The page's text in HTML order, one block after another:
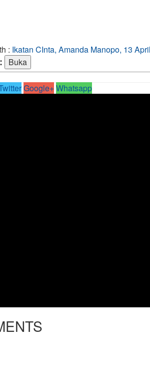
: Ikatan CInta, Amanda Manopo, 13
Google+Whatsapp